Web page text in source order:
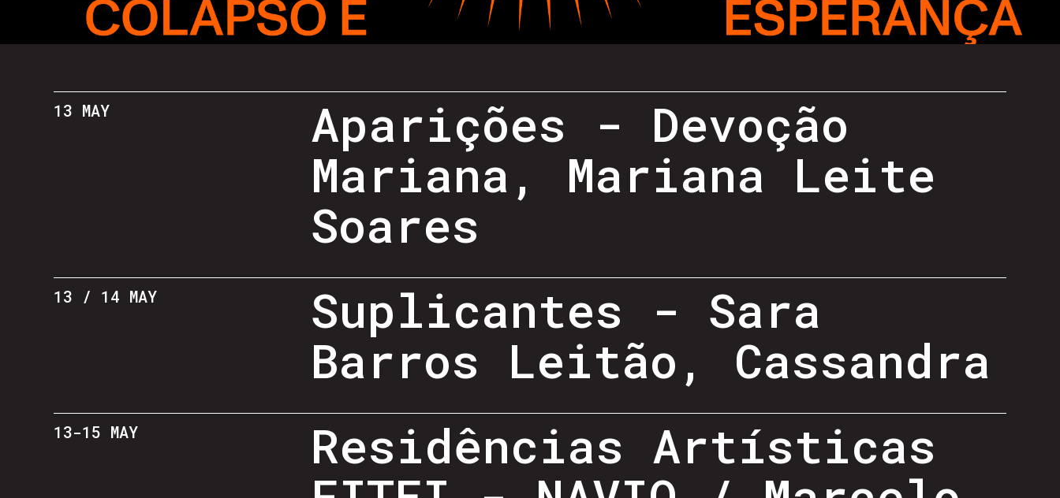
13 MAY
Aparições - Devoção
Mariana, Mariana Leite
Soares
13 / 14 MAY
Suplicantes - Sara
Barros Leitão, Cassandra
13-15 MAY
Residências Artísticas